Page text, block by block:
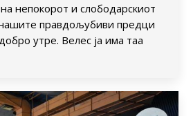
непокорот и слободарскиот
нашите правдољубиви предци
утре. Велес ја има таа